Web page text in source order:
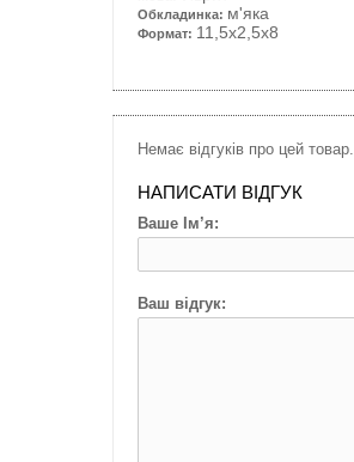
Обкладинка: м'яка
Формат: 11,5x2,5x8
Немає відгуків про цей товар.
НАПИСАТИ ВІДГУК
Ваше Ім’я:
Ваш відгук: